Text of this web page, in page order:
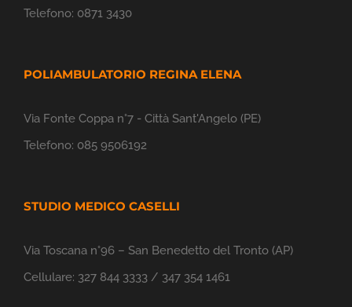
Telefono: 0871 3430
POLIAMBULATORIO REGINA ELENA
Via Fonte Coppa n°7 - Città Sant'Angelo (PE)
Telefono: 085 9506192
STUDIO MEDICO CASELLI
Via Toscana n°96 – San Benedetto del Tronto (AP)
Cellulare: 327 844 3333 / 347 354 1461